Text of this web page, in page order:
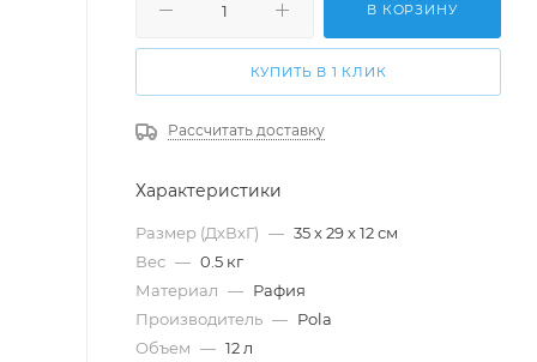
В КОРЗИНУ
КУПИТЬ В 1 КЛИК
Рассчитать доставку
Характеристики
Размер (ДхВхГ) — 35 х 29 х 12 см
Вес — 0.5 кг
Материал — Рафия
Производитель — Pola
Объем — 12 л